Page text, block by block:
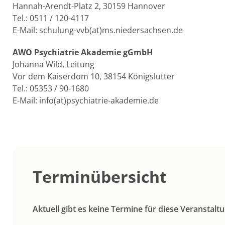
Hannah-Arendt-Platz 2, 30159 Hannover
Tel.: 0511 / 120-4117
E-Mail: schulung-vvb(at)ms.niedersachsen.de
AWO Psychiatrie Akademie gGmbH
Johanna Wild, Leitung
Vor dem Kaiserdom 10, 38154 Königslutter
Tel.: 05353 / 90-1680
E-Mail: info(at)psychiatrie-akademie.de
Terminübersicht
Aktuell gibt es keine Termine für diese